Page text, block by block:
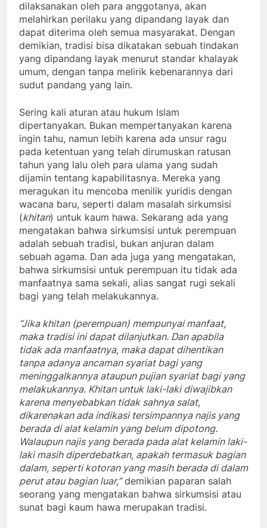
dilaksanakan oleh para anggotanya, akan
melahirkan perilaku yang dipandang layak dan
dapat diterima oleh semua masyarakat. Dengan
demikian, tradisi bisa dikatakan sebuah tindakan
yang dipandang layak menurut standar khalayak
umum, dengan tanpa melirik kebenarannya dari
sudut pandang yang lain.
Sering kali aturan atau hukum Islam
dipertanyakan. Bukan mempertanyakan karena
ingin tahu, namun lebih karena ada unsur ragu
pada ketentuan yang telah dirumuskan ratusan
tahun yang lalu oleh para ulama yang sudah
dijamin tentang kapabilitasnya. Mereka yang
meragukan itu mencoba menilik yuridis dengan
wacana baru, seperti dalam masalah sirkumsisi
(khitan) untuk kaum hawa. Sekarang ada yang
mengatakan bahwa sirkumsisi untuk perempuan
adalah sebuah tradisi, bukan anjuran dalam
sebuah agama. Dan ada juga yang mengatakan,
bahwa sirkumsisi untuk perempuan itu tidak ada
manfaatnya sama sekali, alias sangat rugi sekali
bagi yang telah melakukannya.
“Jika khitan (perempuan) mempunyai manfaat,
maka tradisi ini dapat dilanjutkan. Dan apabila
tidak ada manfaatnya, maka dapat dihentikan
tanpa adanya ancaman syariat bagi yang
meninggalkannya ataupun pujian syariat bagi yang
melakukannya. Khitan untuk laki-laki diwajibkan
karena menyebabkan tidak sahnya salat,
dikarenakan ada indikasi tersimpannya najis yang
berada di alat kelamin yang belum dipotong.
Walaupun najis yang berada pada alat kelamin laki-
laki masih diperdebatkan, apakah termasuk bagian
dalam, seperti kotoran yang masih berada di dalam
perut atau bagian luar,”demikian paparan salah
seorang yang mengatakan bahwa sirkumsisi atau
sunat bagi kaum hawa merupakan tradisi.